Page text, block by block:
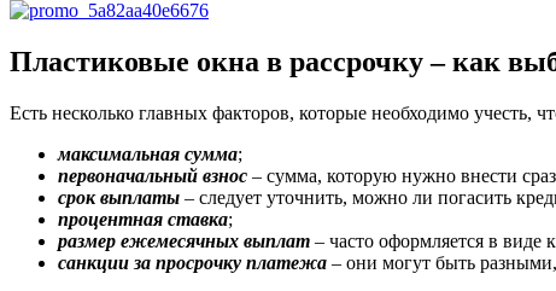
Пластиковые окна в рассрочку – как
Есть несколько главных факторов, которые необходимо учесть,
максимальная сумма;
первоначальный взнос – сумма, которую нужно внести
срок выплаты – следует уточнить, можно ли погасить
процентная ставка;
размер ежемесячных выплат – часто оформляется в виде
санкции за просрочку платежа – они могут быть